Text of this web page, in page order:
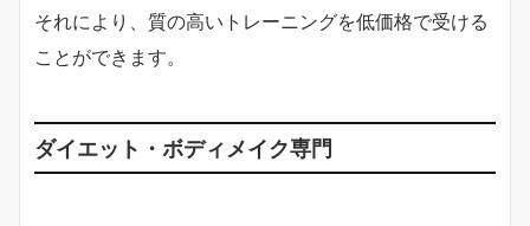
それにより、質の高いトレーニングを低価格で受ける
ことができます。
ダイエット・ボディメイク専門